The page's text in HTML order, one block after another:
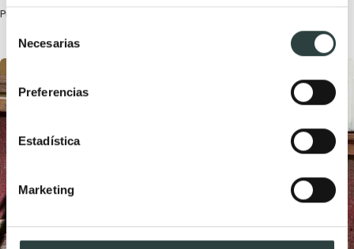
Necesarias
Preferencias
Estadística
Marketing
Publicada el 12 Noviembre, 2020 por TODOMUEBLES.